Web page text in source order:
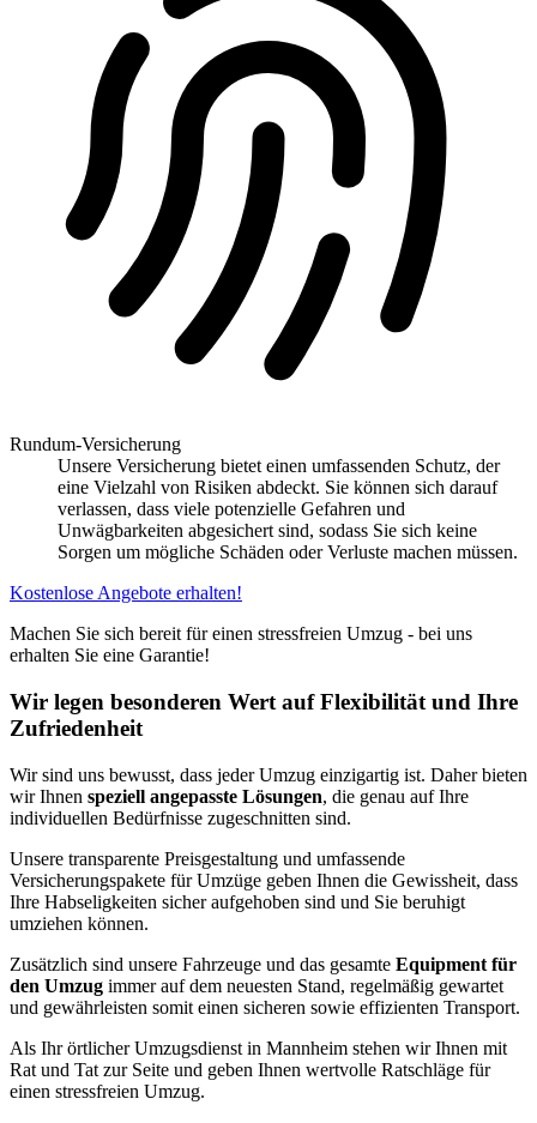
Rundum-Versicherung
Unsere Versicherung bietet einen umfassenden Schutz, der
eine Vielzahl von Risiken abdeckt. Sie können sich darauf
verlassen, dass viele potenzielle Gefahren und
Unwägbarkeiten abgesichert sind, sodass Sie sich keine
Sorgen um mögliche Schäden oder Verluste machen müssen.
Kostenlose Angebote erhalten!
Machen Sie sich bereit für einen stressfreien Umzug - bei uns
erhalten Sie eine Garantie!
Wir legen besonderen Wert auf Flexibilität und Ihre
Zufriedenheit
Wir sind uns bewusst, dass jeder Umzug einzigartig ist. Daher bieten
wir Ihnen speziell angepasste Lösungen, die genau auf Ihre
individuellen Bedürfnisse zugeschnitten sind.
Unsere transparente Preisgestaltung und umfassende
Versicherungspakete für Umzüge geben Ihnen die Gewissheit, dass
Ihre Habseligkeiten sicher aufgehoben sind und Sie beruhigt
umziehen können.
Zusätzlich sind unsere Fahrzeuge und das gesamte Equipment für
den Umzug immer auf dem neuesten Stand, regelmäßig gewartet
und gewährleisten somit einen sicheren sowie effizienten Transport.
Als Ihr örtlicher Umzugsdienst in Mannheim stehen wir Ihnen mit
Rat und Tat zur Seite und geben Ihnen wertvolle Ratschläge für
einen stressfreien Umzug.